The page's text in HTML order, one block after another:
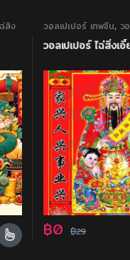
สิ่ง
฿29 through
variants. The options
วอลเปเปอร์ เทพจีน, ว
เอี้ย
วอลเปเปอร์ ไฉ่สิ่งเ
฿0 ฿29